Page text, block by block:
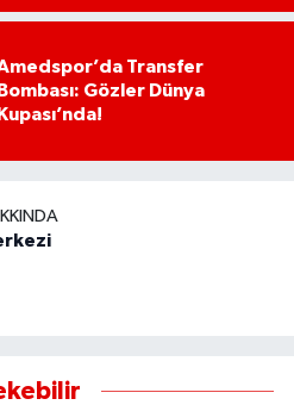
Transfer
Bombası: Gözler Dünya
Kupası’nda!